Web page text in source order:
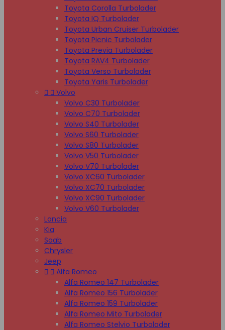
Toyota Corolla Turbolader
Toyota IQ Turbolader
Toyota Urban Cruiser Turbolader
Toyota Picnic Turbolader
Toyota Previa Turbolader
Toyota RAV4 Turbolader
Toyota Verso Turbolader
Toyota Yaris Turbolader
  Volvo
Volvo C30 Turbolader
Volvo C70 Turbolader
Volvo S40 Turbolader
Volvo S60 Turbolader
Volvo S80 Turbolader
Volvo V50 Turbolader
Volvo V70 Turbolader
Volvo XC60 Turbolader
Volvo XC70 Turbolader
Volvo XC90 Turbolader
Volvo V60 Turbolader
Lancia
Kia
Saab
Chrysler
Jeep
  Alfa Romeo
Alfa Romeo 147 Turbolader
Alfa Romeo 156 Turbolader
Alfa Romeo 159 Turbolader
Alfa Romeo Mito Turbolader
Alfa Romeo Stelvio Turbolader